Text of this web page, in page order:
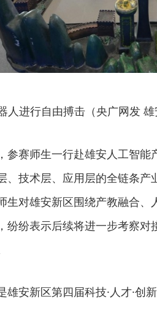
人进行自由搏击（央广网发 雄
参赛师生一行赴雄安人工智
、技术层、应用层的全链条产
生对雄安新区围绕产教融合
纷纷表示后续将进一步考察
雄安新区第四届科技·人才·创